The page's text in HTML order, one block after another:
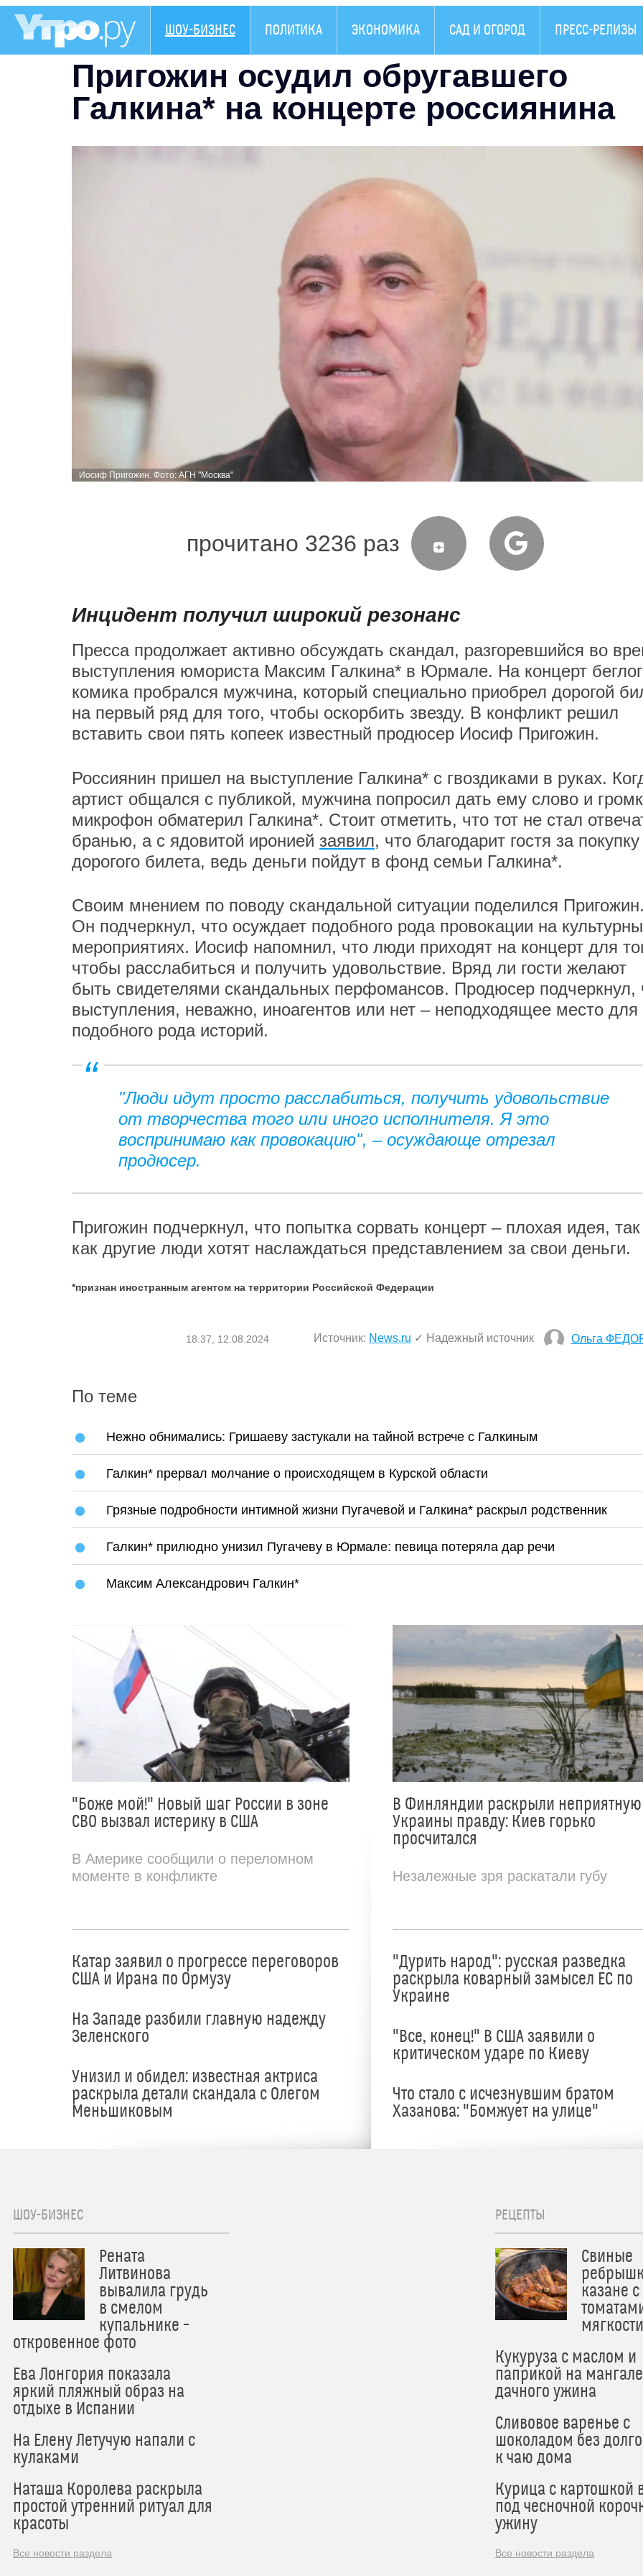
ШОУ-БИЗНЕС ПОЛИТИКА ЭКОНОМИКА САД И ОГОРОД ПРЕСС-РЕЛИЗЫ
Пригожин осудил обругавшего
Галкина* на концерте россиянина
Иосиф Пригожин. Фото: АГН "Москва"
прочитано 3236 раз
Инцидент получил широкий резонанс
Пресса продолжает активно обсуждать скандал, разгоревшийся во
выступления юмориста Максим Галкина* в Юрмале. На концерт
комика пробрался мужчина, который специально приобрел дорогой
на первый ряд для того, чтобы оскорбить звезду. В конфликт решил
вставить свои пять копеек известный продюсер Иосиф Пригожин.
Россиянин пришел на выступление Галкина* с гвоздиками в руках.
артист общался с публикой, мужчина попросил дать ему слово и
микрофон обматерил Галкина*. Стоит отметить, что тот не стал
бранью, а с ядовитой иронией заявил, что благодарит гостя за покупку
дорогого билета, ведь деньги пойдут в фонд семьи Галкина*.
Своим мнением по поводу скандальной ситуации поделился
Он подчеркнул, что осуждает подобного рода провокации на
мероприятиях. Иосиф напомнил, что люди приходят на концерт для
чтобы расслабиться и получить удовольствие. Вряд ли гости желают
быть свидетелями скандальных перфомансов. Продюсер подчеркнул,
выступления, неважно, иноагентов или нет – неподходящее место для
подобного рода историй.
"Люди идут просто расслабиться, получить удовольствие
от творчества того или иного исполнителя. Я это
воспринимаю как провокацию", – осуждающе отрезал
продюсер.
Пригожин подчеркнул, что попытка сорвать концерт – плохая идея, так
как другие люди хотят наслаждаться представлением за свои деньги.
*признан иностранным агентом на территории Российской Федерации
18:37, 12.08.2024 Источник: News.ru ✓ Надежный источник Ольга
По теме
Нежно обнимались: Гришаеву застукали на тайной встрече с Галкиным
Галкин* прервал молчание о происходящем в Курской области
Грязные подробности интимной жизни Пугачевой и Галкина* раскрыл родственник
Галкин* прилюдно унизил Пугачеву в Юрмале: певица потеряла дар речи
Максим Александрович Галкин*
"Боже мой!" Новый шаг России в зоне
СВО вызвал истерику в США
В Америке сообщили о переломном
моменте в конфликте
Катар заявил о прогрессе переговоров
США и Ирана по Ормузу
На Западе разбили главную надежду
Зеленского
Унизил и обидел: известная актриса
раскрыла детали скандала с Олегом
Меньшиковым
В Финляндии раскрыли
Украины правду: Киев горько
просчитался
Незалежные зря раскатали губу
"Дурить народ": русская разведка
раскрыла коварный замысел ЕС по
Украине
"Все, конец!" В США заявили о
критическом ударе по Киеву
Что стало с исчезнувшим братом
Хазанова: "Бомжует на улице"
ШОУ-БИЗНЕС
Рената
Литвинова
вывалила грудь
в смелом
купальнике –
откровенное фото
Ева Лонгория показала
яркий пляжный образ на
отдыхе в Испании
На Елену Летучую напали с
кулаками
Наташа Королева раскрыла
простой утренний ритуал для
красоты
Все новости раздела
РЕЦЕПТЫ
Свиные
казане
мягкости
Кукуруза с маслом и
паприкой на
дачного ужина
Сливовое варенье с
шоколадом без
к чаю дома
Курица с картошкой
под чесночной
ужину
Все новости раздела